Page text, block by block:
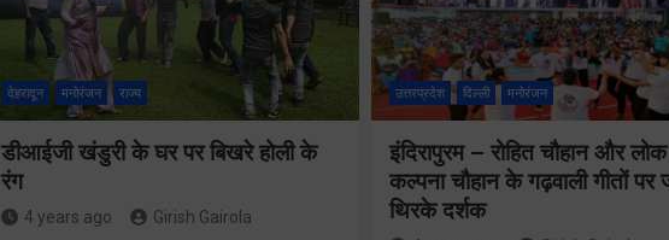
देहरादून मनोरंजन राज्य
डीआईजी खंडुरी के घर पर बिखरे होली के
रंग
4 years ago Girish Gairola
उत्तरप्रदेश दिल्ली मनोरंजन
इंदिरापुरम – रोहित चौहान और लोक
कल्पना चौहान के गढ़वाली गीतों
थिरके दर्शक
जनकल्याण,
रोजगार, शिक्षा,
श्रमिक हित और
आधारभूत विकास
को नई गति, राज्य
लापरवाही
नहीं, आयोग के
निर्देशों का शत-
प्रतिशत पालन
सुनिश्चित करेंः